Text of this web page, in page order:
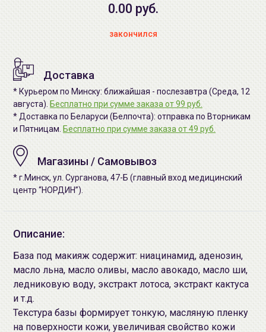
0.00 руб.
закончился
Доставка
* Курьером по Минску: ближайшая - послезавтра (Среда, 12
августа). Бесплатно при сумме заказа от 99 руб.
* Доставка по Беларуси (Белпочта): отправка по Вторникам
и Пятницам. Бесплатно при сумме заказа от 49 руб.
Магазины / Самовывоз
* г.Минск, ул. Сурганова, 47-Б (главный вход медицинский
центр “НОРДИН”).
Описание:
База под макияж содержит: ниацинамид, аденозин,
масло льна, масло оливы, масло авокадо, масло ши,
ледниковую воду, экстракт лотоса, экстракт кактуса
и т.д.
Текстура базы формирует тонкую, масляную пленку
на поверхности кожи, увеличивая свойство кожи